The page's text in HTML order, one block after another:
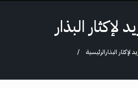
لإكثار البذار
الرئيسيةلإكثار البذار